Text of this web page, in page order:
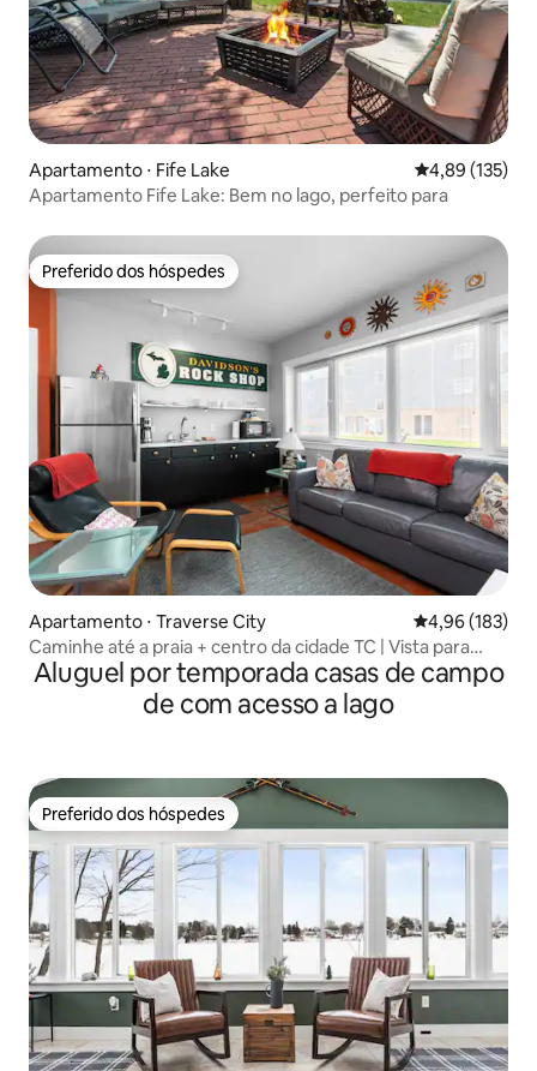
Apartamento ⋅ Fife Lake 4,89 de uma
4,89 (135)
Apartamento Fife Lake: Bem no lago, perfeito para
Preferido dos hóspedes
Preferido dos hóspedes
Apartamento ⋅ Traverse City 4,96 de uma
4,96 (183)
Caminhe até a praia + centro da cidade TC | Vista para
West Bay
Aluguel por temporada casas de campo
de com acesso a lago
Preferido dos hóspedes
Preferido dos hóspedes